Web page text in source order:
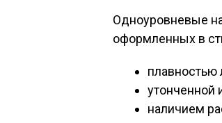
Одноуровневые
оформленных в
плавностью
утонченной
наличием